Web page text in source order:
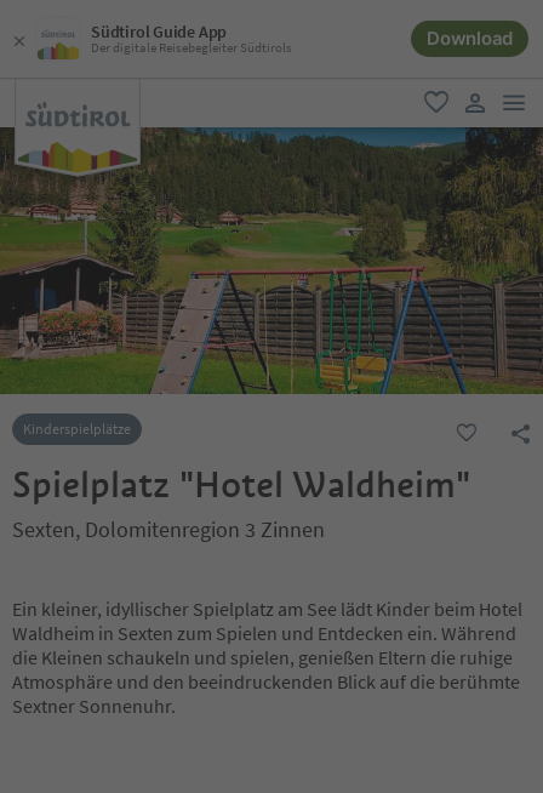
Südtirol Guide App
Der digitale Reisebegleiter Südtirols Download
favorit
user link
Kinderspielplätze
Spielplatz "Hotel Waldheim"
Sexten, Dolomitenregion 3 Zinnen
Ein kleiner, idyllischer Spielplatz am See lädt Kinder beim Hotel
Waldheim in Sexten zum Spielen und Entdecken ein. Während
die Kleinen schaukeln und spielen, genießen Eltern die ruhige
Atmosphäre und den beeindruckenden Blick auf die berühmte
Sextner Sonnenuhr.